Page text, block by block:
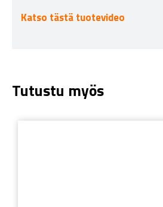
Katso tästä tuotevideo
Tutustu myös